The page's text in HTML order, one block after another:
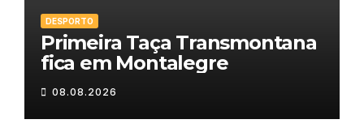
DESPORTO
Primeira Taça Transmontana
fica em Montalegre
08.08.2026